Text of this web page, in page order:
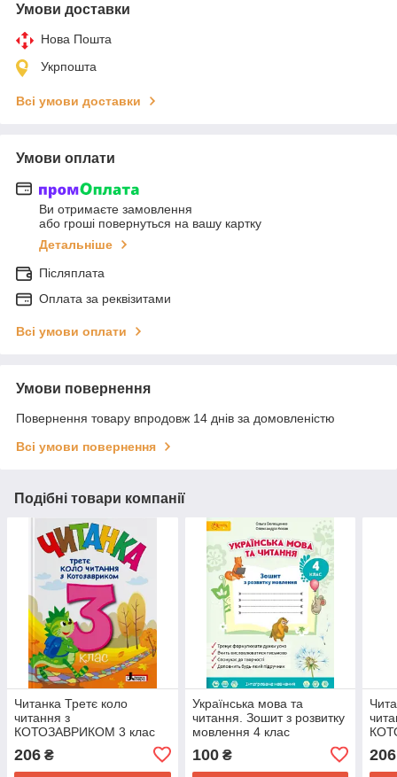
Умови доставки
Нова Пошта
Укрпошта
Всі умови доставки
Умови оплати
Ви отримаєте замовлення
або гроші повернуться на вашу картку
Детальніше
Післяплата
Оплата за реквізитами
Всі умови оплати
Умови повернення
Повернення товару впродовж 14 днів за домовленістю
Всі умови повернення
Подібні товари компанії
Читанка Третє коло
читання з
КОТОЗАВРИКОМ 3 клас
Стус Т.В., Ковальова Л.В.
206 ₴
Українська мова та
читання. Зошит з розвитку
мовлення 4 клас
100₴ 206